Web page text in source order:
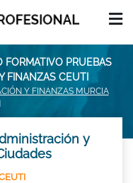
FORMATIVO PRUEBAS
FINANZAS CEUTI
Y FINANZAS MURCIA
y